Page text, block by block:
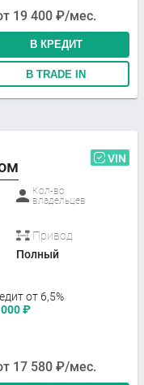
19 400 ₽/мес.
В КРЕДИТ
В TRADE IN
VIN
Кол-во
владельцев
Привод
Полный
от 6,5%
₽
17 580 ₽/мес.